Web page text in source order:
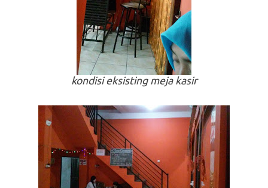
kondisi eksisting meja kasir